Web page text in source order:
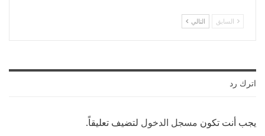
السابق التالي
اترك رد
يجب أنت تكون مسجل الدخول لتضيف تعليقاً.